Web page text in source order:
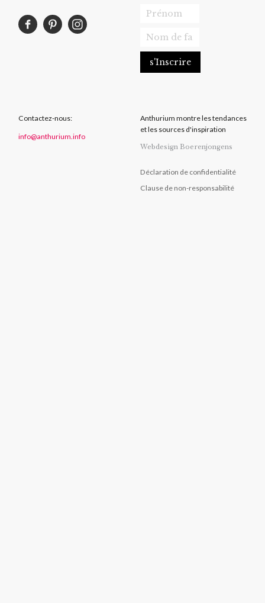
Contactez-nous:
info@anthurium.info
Anthurium montre les tendances
et les sources d'inspiration
Webdesign Boerenjongens
Déclaration de confidentialité
Clause de non-responsabilité